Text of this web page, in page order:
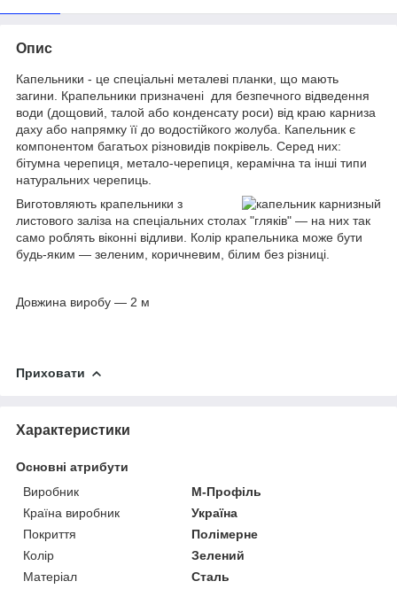
Опис
Капельники - це спеціальні металеві планки, що мають
загини. Крапельники призначені для безпечного відведення
води (дощовий, талой або конденсату роси) від краю карниза
даху або напрямку її до водостійкого жолуба. Капельник є
компонентом багатьох різновидів покрівель. Серед них:
бітумна черепиця, метало-черепиця, керамічна та інші типи
натуральних черепиць.
Виготовляють крапельники з
листового заліза на спеціальних столах "гляків" — на них так
само роблять віконні відливи. Колір крапельника може бути
будь-яким — зеленим, коричневим, білим без різниці.
Довжина виробу — 2 м
Приховати
Характеристики
Основні атрибути
Виробник
М-Профіль
Країна виробник
Україна
Покриття
Полімерне
Колір
Зелений
Матеріал
Сталь